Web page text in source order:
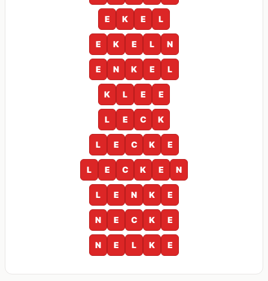
E K E L
E K E L N
E N K E L
K L E E
L E C K
L E C K E
L E C K E N
L E N K E
N E C K E
N E L K E